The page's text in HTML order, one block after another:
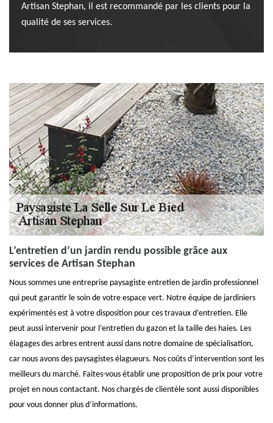
Artisan Stephan, il est recommandé par les clients pour la
qualité de ses services.
L’entretien d’un jardin rendu possible grâce aux
services de Artisan Stephan
Nous sommes une entreprise paysagiste entretien de jardin professionnel
qui peut garantir le soin de votre espace vert. Notre équipe de jardiniers
expérimentés est à votre disposition pour ces travaux d’entretien. Elle
peut aussi intervenir pour l’entretien du gazon et la taille des haies. Les
élagages des arbres entrent aussi dans notre domaine de spécialisation,
car nous avons des paysagistes élagueurs. Nos coûts d’intervention sont les
meilleurs du marché. Faites-vous établir une proposition de prix pour votre
projet en nous contactant. Nos chargés de clientèle sont aussi disponibles
pour vous donner plus d’informations.